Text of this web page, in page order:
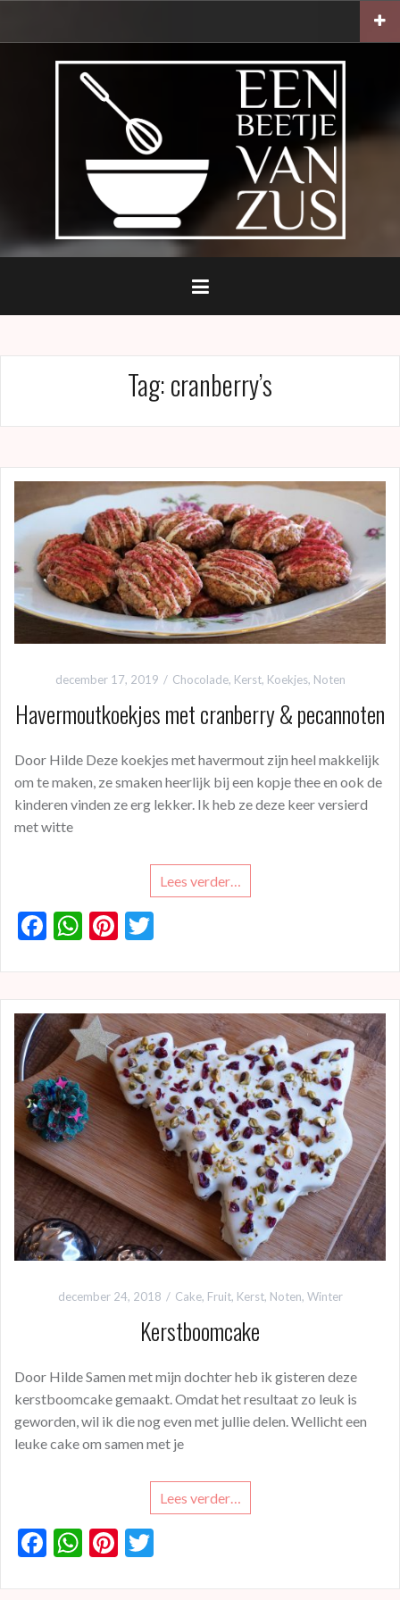
Tag:cranberry’s
december 17, 2019 Chocolade, Kerst, Koekjes, Noten
Havermoutkoekjes met cranberry & pecannoten
Door Hilde Deze koekjes met havermout zijn heel makkelijk
om te maken, ze smaken heerlijk bij een kopje thee en ook de
kinderen vinden ze erg lekker. Ik heb ze deze keer versierd
met witte
Lees verder…
F
b
o
o
k
W
s
A
p
p
Pi
es
t
er
december 24, 2018 Cake, Fruit, Kerst, Noten, Winter
Kerstboomcake
Door Hilde Samen met mijn dochter heb ik gisteren deze
kerstboomcake gemaakt. Omdat het resultaat zo leuk is
geworden, wil ik die nog even met jullie delen. Wellicht een
leuke cake om samen met je
Lees verder…
F
W Pi